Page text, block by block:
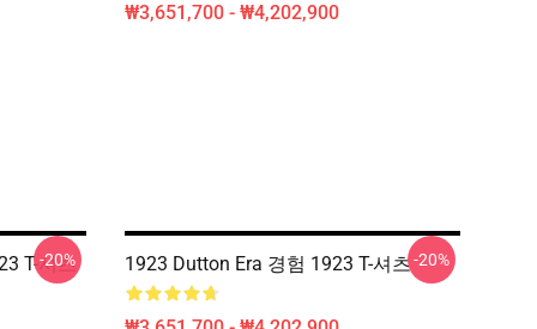
₩3,651,700 - ₩4,202,900
T-셔츠
-20% 1923 Dutton Era 경험 1923 T-셔츠-20%